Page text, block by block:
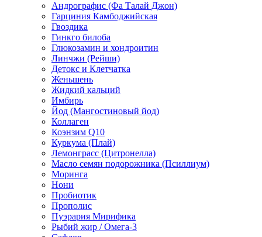
Андрографис (Фа Талай Джон)
Гарциния Камбоджийская
Гвоздика
Гинкго билоба
Глюкозамин и хондроитин
Линчжи (Рейши)
Детокс и Клетчатка
Женьшень
Жидкий кальций
Имбирь
Йод (Мангостиновый йод)
Коллаген
Коэнзим Q10
Куркума (Плай)
Лемонграсс (Цитронелла)
Масло семян подорожника (Псиллиум)
Моринга
Нони
Пробиотик
Прополис
Пуэрария Мирифика
Рыбий жир / Омега-3